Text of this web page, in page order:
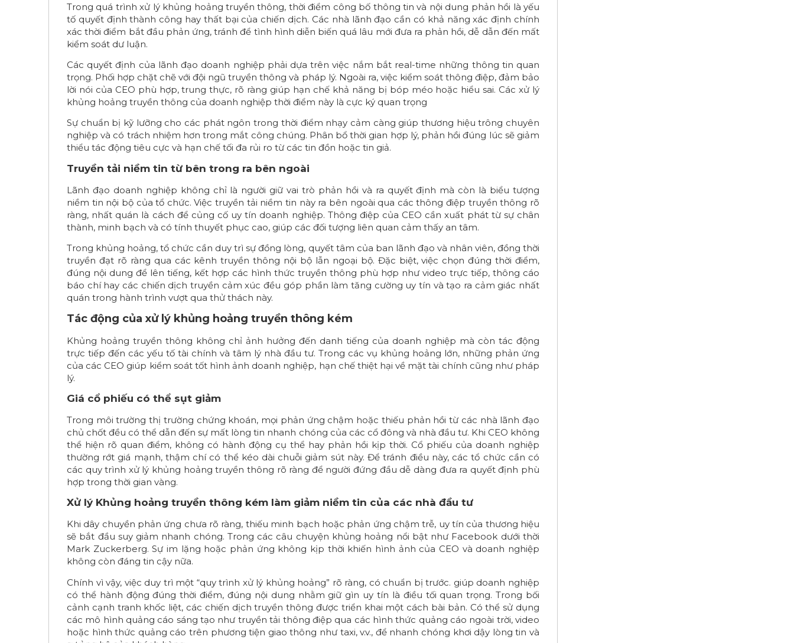
Trong quá trình xử lý khủng hoảng truyền thông, thời điểm công bố thông tin và nội dung phản hồi là yếu
tố quyết định thành công hay thất bại của chiến dịch. Các nhà lãnh đạo cần có khả năng xác định chính
xác thời điểm bắt đầu phản ứng, tránh để tình hình diễn biến quá lâu mới đưa ra phản hồi, dễ dẫn đến mất
kiểm soát dư luận.
Các quyết định của lãnh đạo doanh nghiệp phải dựa trên việc nắm bắt real-time những thông tin quan
trọng. Phối hợp chặt chẽ với đội ngũ truyền thông và pháp lý. Ngoài ra, việc kiểm soát thông điệp, đảm bảo
lời nói của CEO phù hợp, trung thực, rõ ràng giúp hạn chế khả năng bị bóp méo hoặc hiểu sai. Các xử lý
khủng hoảng truyền thông của doanh nghiệp thời điểm này là cực ký quan trọng
Sự chuẩn bị kỹ lưỡng cho các phát ngôn trong thời điểm nhạy cảm càng giúp thương hiệu trông chuyên
nghiệp và có trách nhiệm hơn trong mắt công chúng. Phân bổ thời gian hợp lý, phản hồi đúng lúc sẽ giảm
thiểu tác động tiêu cực và hạn chế tối đa rủi ro từ các tin đồn hoặc tin giả.
Truyền tải niềm tin từ bên trong ra bên ngoài
Lãnh đạo doanh nghiệp không chỉ là người giữ vai trò phản hồi và ra quyết định mà còn là biểu tượng
niềm tin nội bộ của tổ chức. Việc truyền tải niềm tin này ra bên ngoài qua các thông điệp truyền thông rõ
ràng, nhất quán là cách để củng cố uy tín doanh nghiệp. Thông điệp của CEO cần xuất phát từ sự chân
thành, minh bạch và có tính thuyết phục cao, giúp các đối tượng liên quan cảm thấy an tâm.
Trong khủng hoảng, tổ chức cần duy trì sự đồng lòng, quyết tâm của ban lãnh đạo và nhân viên, đồng thời
truyền đạt rõ ràng qua các kênh truyền thông nội bộ lẫn ngoại bộ. Đặc biệt, việc chọn đúng thời điểm,
đúng nội dung để lên tiếng, kết hợp các hình thức truyền thông phù hợp như video trực tiếp, thông cáo
báo chí hay các chiến dịch truyền cảm xúc đều góp phần làm tăng cường uy tín và tạo ra cảm giác nhất
quán trong hành trình vượt qua thử thách này.
Tác động của xử lý khủng hoảng truyền thông kém
Khủng hoảng truyền thông không chỉ ảnh hưởng đến danh tiếng của doanh nghiệp mà còn tác động
trực tiếp đến các yếu tố tài chính và tâm lý nhà đầu tư. Trong các vụ khủng hoảng lớn, những phản ứng
của các CEO giúp kiểm soát tốt hình ảnh doanh nghiệp, hạn chế thiệt hại về mặt tài chính cũng như pháp
lý.
Giá cổ phiếu có thể sụt giảm
Trong môi trường thị trường chứng khoán, mọi phản ứng chậm hoặc thiếu phản hồi từ các nhà lãnh đạo
chủ chốt đều có thể dẫn đến sự mất lòng tin nhanh chóng của các cổ đông và nhà đầu tư. Khi CEO không
thể hiện rõ quan điểm, không có hành động cụ thể hay phản hồi kịp thời. Cổ phiếu của doanh nghiệp
thường rớt giá mạnh, thậm chí có thể kéo dài chuỗi giảm sút này. Để tránh điều này, các tổ chức cần có
các quy trình xử lý khủng hoảng truyền thông rõ ràng để người đứng đầu dễ dàng đưa ra quyết định phù
hợp trong thời gian vàng.
Xử lý Khủng hoảng truyền thông kém làm giảm niềm tin của các nhà đầu tư
Khi dây chuyền phản ứng chưa rõ ràng, thiếu minh bạch hoặc phản ứng chậm trễ, uy tín của thương hiệu
sẽ bắt đầu suy giảm nhanh chóng. Trong các câu chuyện khủng hoảng nổi bật như Facebook dưới thời
Mark Zuckerberg. Sự im lặng hoặc phản ứng không kịp thời khiến hình ảnh của CEO và doanh nghiệp
không còn đáng tin cậy nữa.
Chính vì vậy, việc duy trì một “quy trình xử lý khủng hoảng” rõ ràng, có chuẩn bị trước. giúp doanh nghiệp
có thể hành động đúng thời điểm, đúng nội dung nhằm giữ gìn uy tín là điều tối quan trọng. Trong bối
cảnh cạnh tranh khốc liệt, các chiến dịch truyền thông được triển khai một cách bài bản. Có thể sử dụng
các mô hình quảng cáo sáng tạo như truyền tải thông điệp qua các hình thức quảng cáo ngoài trời, video
hoặc hình thức quảng cáo trên phương tiện giao thông như taxi, v.v., để nhanh chóng khơi dậy lòng tin và